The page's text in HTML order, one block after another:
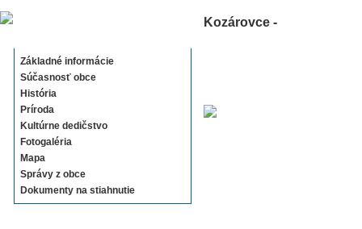
Základné informácie
Súčasnosť obce
História
Príroda
Kultúrne dedičstvo
Fotogaléria
Mapa
Správy z obce
Dokumenty na stiahnutie
Kozárovce -